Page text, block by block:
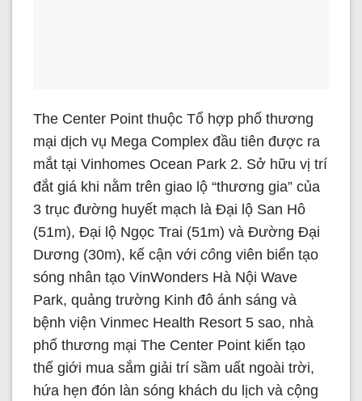
The Center Point thuộc Tổ hợp phố thương
mại dịch vụ Mega Complex đầu tiên được ra
mắt tại Vinhomes Ocean Park 2. Sở hữu vị trí
đắt giá khi nằm trên giao lộ “thương gia” của
3 trục đường huyết mạch là Đại lộ San Hô
(51m), Đại lộ Ngọc Trai (51m) và Đường Đại
Dương (30m), kế cận vớicông viên biển tạo
sóng nhân tạo VinWonders Hà Nội Wave
Park, quảng trường Kinh đô ánh sáng và
bệnh viện Vinmec Health Resort 5 sao, nhà
phố thương mại The Center Point kiến tạo
thế giới mua sắm giải trí sầm uất ngoài trời,
hứa hẹn đón làn sóng khách du lịch và cộng